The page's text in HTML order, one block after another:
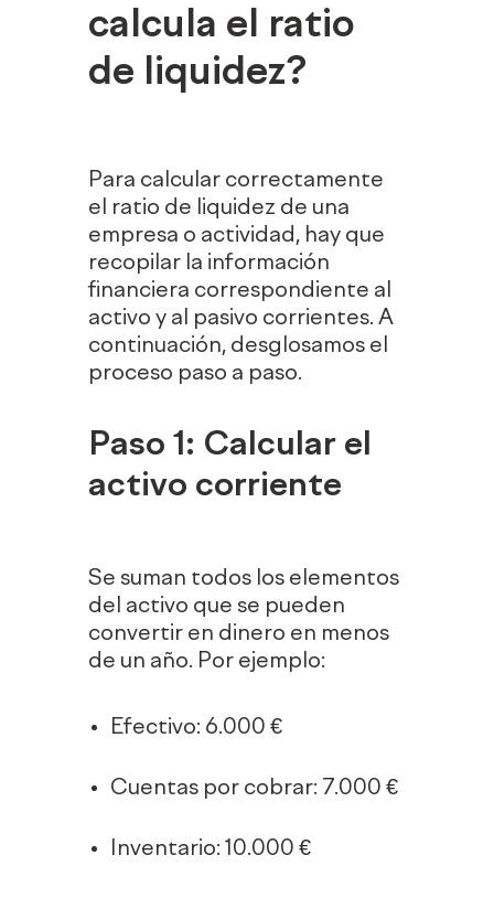
calcula el ratio
de liquidez?
Para calcular correctamente
el ratio de liquidez de una
empresa o actividad, hay que
recopilar la información
financiera correspondiente al
activo y al pasivo corrientes. A
continuación, desglosamos el
proceso paso a paso.
Paso 1: Calcular el
activo corriente
Se suman todos los elementos
del activo que se pueden
convertir en dinero en menos
de un año. Por ejemplo:
Efectivo: 6.000 €
Cuentas por cobrar: 7.000 €
Inventario: 10.000 €